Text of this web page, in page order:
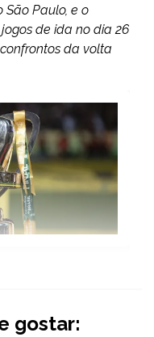
São Paulo, e o
de ida no dia 26
da volta
gostar: